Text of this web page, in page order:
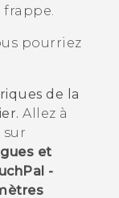
pourriez
de la
Allez à
sur
et
-